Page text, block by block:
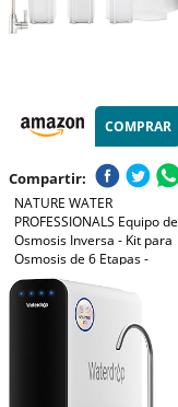
COMPRAR
Compartir:
NATURE WATER
PROFESSIONALS Equipo de
Osmosis Inversa - Kit para
Osmosis de 6 Etapas -
Capacidad para 5 L - Incluye
Membrana Vontron de
50GPD, Deposito y Filtros